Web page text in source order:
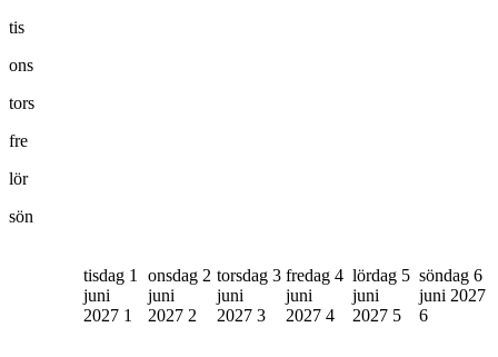
tis
ons
tors
fre
lör
sön
tisdag 1
juni
2027 1
onsdag 2
juni
2027 2
torsdag 3
juni
2027 3
fredag 4
juni
2027 4
lördag 5
juni
2027 5
söndag 6
juni 2027
6